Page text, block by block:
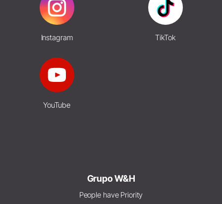
Instagram TikTok
YouTube
Grupo W&H
People have Priority